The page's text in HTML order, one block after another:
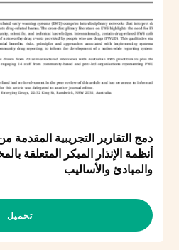
دمج التقارير التجريبية
أنظمة الإنذار المبكر المتعلقة
والمبادئ والأساليب
تحميل